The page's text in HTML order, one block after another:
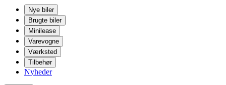
Nye biler
Brugte biler
Minilease
Varevogne
Værksted
Tilbehør
Nyheder